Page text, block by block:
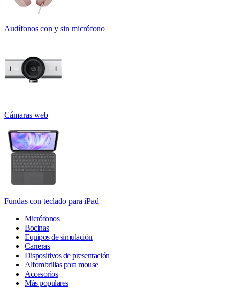
Audífonos con y sin micrófono
Cámaras web
Fundas con teclado para iPad
Micrófonos
Bocinas
Equipos de simulación
Carreras
Dispositivos de presentación
Alfombrillas para mouse
Accesorios
Más populares